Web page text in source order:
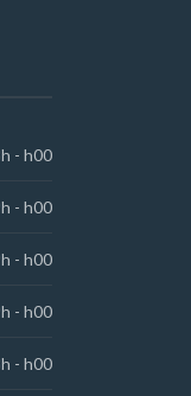
- h00
- h00
- h00
- h00
- h00